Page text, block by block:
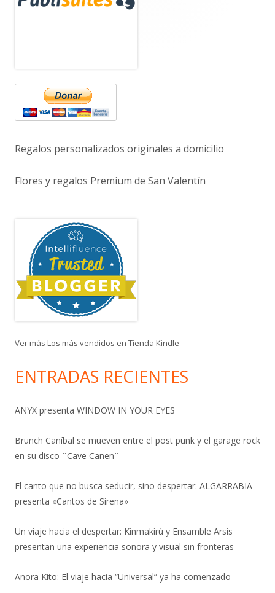
principal
Regalos personalizados originales a domicilio
Flores y regalos Premium de San Valentín
Ver más Los más vendidos en Tienda Kindle
ENTRADAS RECIENTES
ANYX presenta WINDOW IN YOUR EYES
Brunch Caníbal se mueven entre el post punk y el garage rock
en su disco ¨Cave Canen¨
El canto que no busca seducir, sino despertar: ALGARRABIA
presenta «Cantos de Sirena»
Un viaje hacia el despertar: Kinmakirú y Ensamble Arsis
presentan una experiencia sonora y visual sin fronteras
Anora Kito: El viaje hacia “Universal” ya ha comenzado